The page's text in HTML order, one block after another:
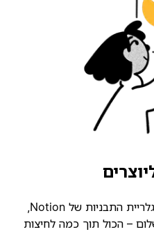
להעלות את התבנית שלכם לגלריית התבניות של Notion,
הכול תוך כמה לחיצות